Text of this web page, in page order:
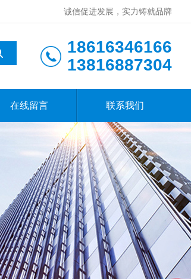
诚信促进发展，实力铸就品牌
18616346166
13816887304
在线留言 联系我们